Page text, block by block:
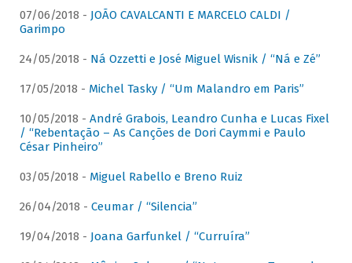
07/06/2018 - JOÃO CAVALCANTI E MARCELO CALDI /
Garimpo
24/05/2018 - Ná Ozzetti e José Miguel Wisnik / “Ná e Zé”
17/05/2018 - Michel Tasky / “Um Malandro em Paris”
10/05/2018 - André Grabois, Leandro Cunha e Lucas Fixel
/ “Rebentação – As Canções de Dori Caymmi e Paulo
César Pinheiro”
03/05/2018 - Miguel Rabello e Breno Ruiz
26/04/2018 - Ceumar / “Silencia”
19/04/2018 - Joana Garfunkel / “Curruíra”